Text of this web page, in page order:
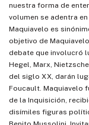
nuestra forma de
volumen se adentra
Maquiavelo es
objetivo de
debate que involucró
Hegel, Marx,
del siglo XX, darán
Foucault. Maquiavelo
de la Inquisición,
disímiles figuras